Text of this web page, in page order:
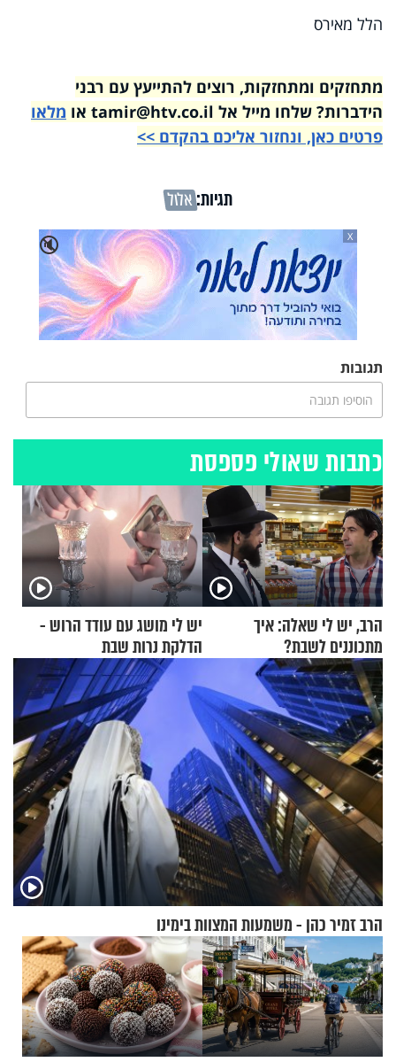
הלל מאירס
מתחזקים ומתחזקות, רוצים להתייעץ עם רבני
הידברות? שלחו מייל אל tamir@htv.co.il או
מלאו
פרטים כאן, ונחזור אליכם בהקדם >>
תגיות:אלול
🔇
X
תגובות
הוסיפו תגובה
כתבות שאולי פספסת
הרב, יש לי שאלה: איך
מתכוננים לשבת?
יש לי מושג עם עודד הרוש -
הדלקת נרות שבת
הרב זמיר כהן - משמעות המצוות בימינו